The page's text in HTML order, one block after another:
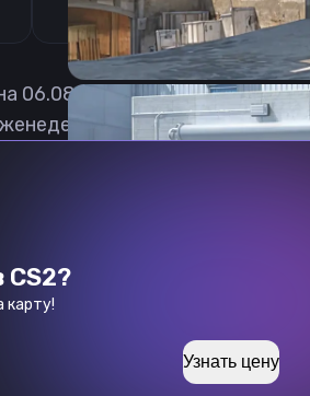
06.08.2026
обновлять, чтобы
CS2?
карту!
Узнать цену